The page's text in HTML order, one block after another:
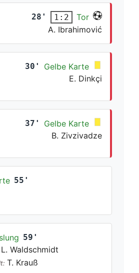
28' 1:2
Tor
A. Ibrahimović
30'
Gelbe Karte
E. Dinkçi
37'
Gelbe Karte
B. Zivzivadze
55'
59'
L. Waldschmidt
T. Krauß